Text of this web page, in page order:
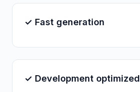
✓ Fast generation
✓ Development optimized